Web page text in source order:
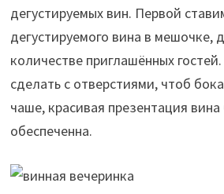
дегустируемых вин. Первой
дегустируемого вина в мешочке,
количестве приглашённых
сделать с отверстиями, чтоб
чаше, красивая презентация вина
обеспеченна.